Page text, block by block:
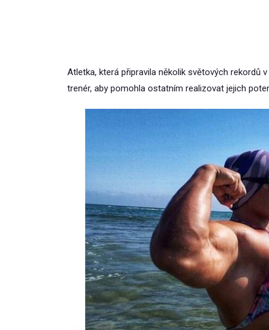
Atletka, která připravila několik světových rekordů
trenér, aby pomohla ostatním realizovat jejich